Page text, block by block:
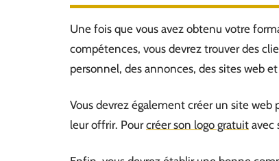
Une fois que vous avez obtenu votre
compétences, vous devrez trouver des
personnel, des annonces, des sites web
Vous devrez également créer un site
leur offrir. Pourcréer son logo gratuit avec